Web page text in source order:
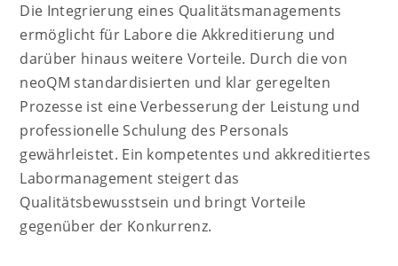
Die Integrierung eines Qualitätsmanagements
ermöglicht für Labore die Akkreditierung und
darüber hinaus weitere Vorteile. Durch die von
neoQM standardisierten und klar geregelten
Prozesse ist eine Verbesserung der Leistung und
professionelle Schulung des Personals
gewährleistet. Ein kompetentes und akkreditiertes
Labormanagement steigert das
Qualitätsbewusstsein und bringt Vorteile
gegenüber der Konkurrenz.